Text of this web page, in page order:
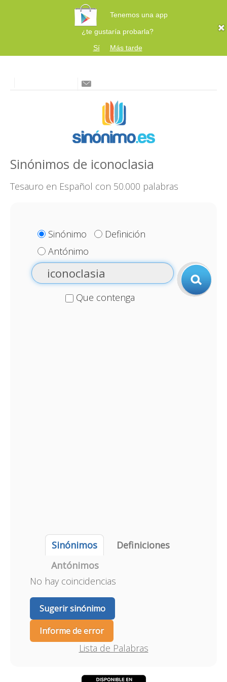
Tenemos una app
¿te gustaría probarla?
Sí
Más tarde
Sinónimos de iconoclasia
Tesauro en Español con 50.000 palabras
Sinónimo
Definición
Antónimo
Que contenga
Sinónimos
Definiciones
Antónimos
No hay coincidencias
Sugerir sinónimo
Informe de error
Lista de Palabras